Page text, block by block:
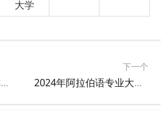
大学
2024年法语专业大学排名及评级结果
下一个
2024年阿拉伯语专业大学排名及评级结果